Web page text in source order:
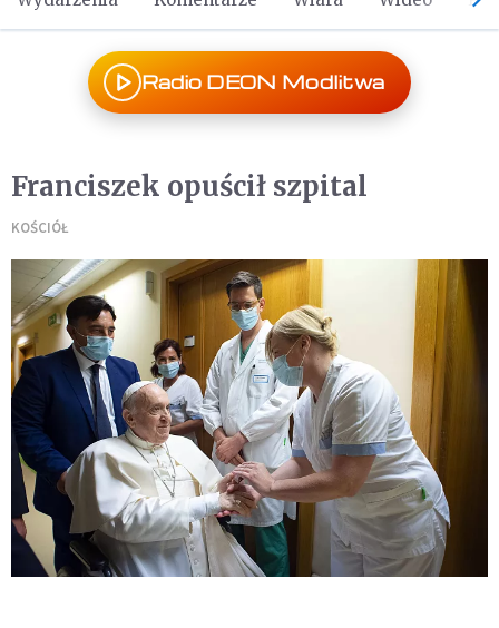
Radio DEON Modlitwa
Franciszek opuścił szpital
KOŚCIÓŁ